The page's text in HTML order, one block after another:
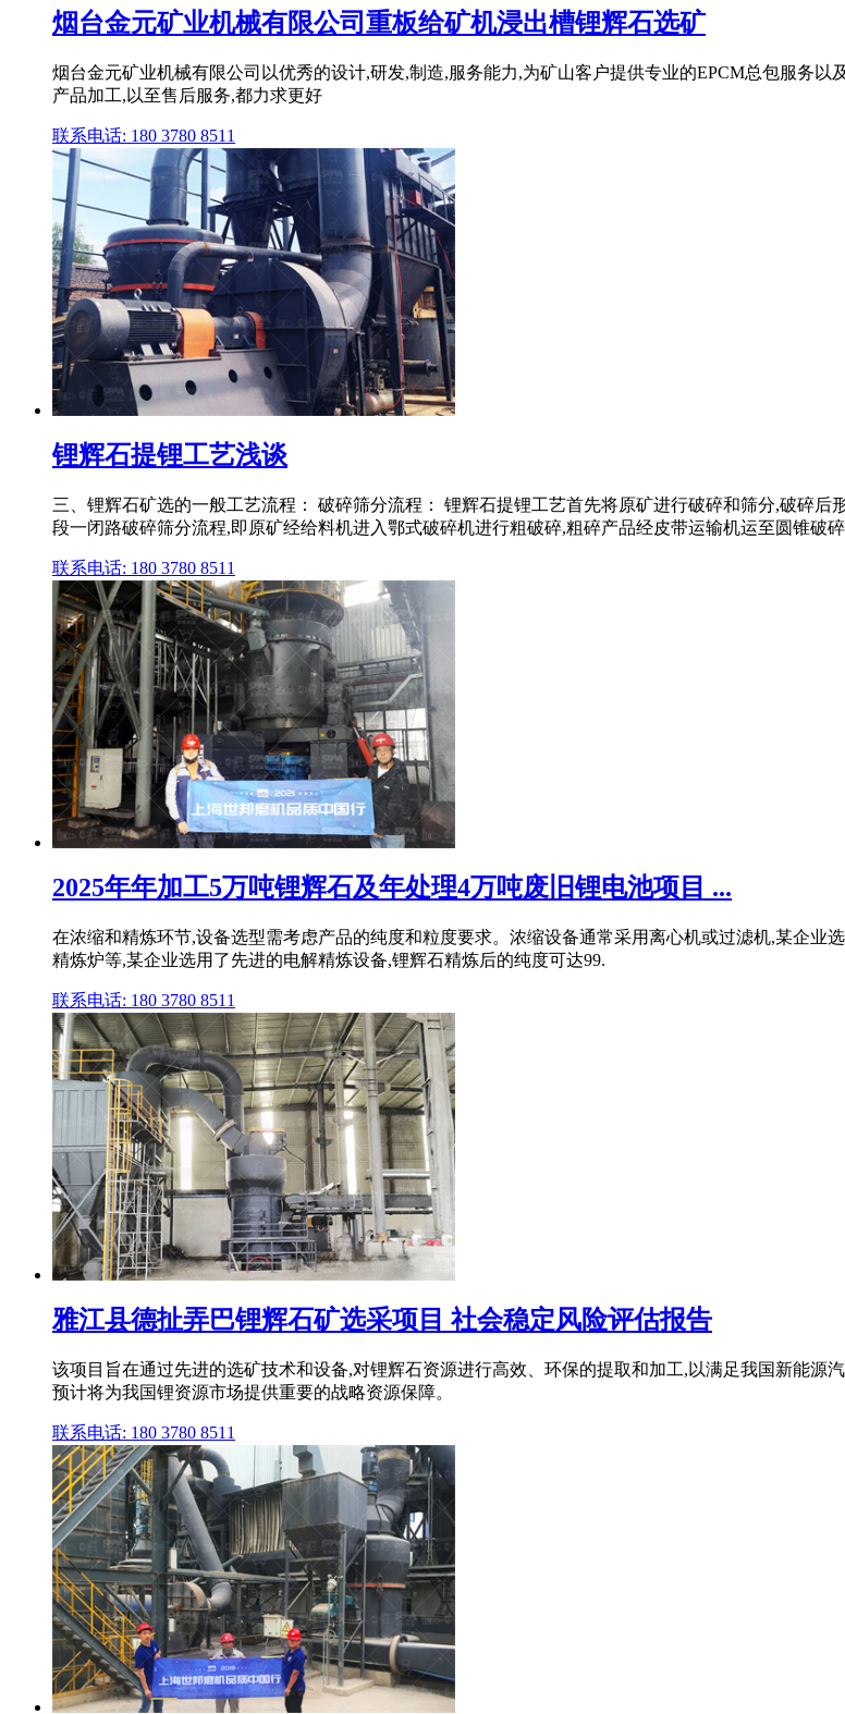
烟台金元矿业机械有限公司重板给矿机浸出槽锂辉石选矿
烟台金元矿业机械有限公司以优秀的设计,研发,制造,服务能力,为矿山客户提供专业的EPCM总包服务
产品加工,以至售后服务,都力求更好
联系电话: 180 3780 8511
锂辉石提锂工艺浅谈
三、锂辉石矿选的一般工艺流程： 破碎筛分流程： 锂辉石提锂工艺首先将原矿进行破碎和筛分,破碎
段一闭路破碎筛分流程,即原矿经给料机进入鄂式破碎机进行粗破碎,粗碎产品经皮带运输机运至圆锥破
联系电话: 180 3780 8511
2025年年加工5万吨锂辉石及年处理4万吨废旧锂电池项目 ...
在浓缩和精炼环节,设备选型需考虑产品的纯度和粒度要求。浓缩设备通常采用离心机或过滤机,某企业
精炼炉等,某企业选用了先进的电解精炼设备,锂辉石精炼后的纯度可达99.
联系电话: 180 3780 8511
雅江县德扯弄巴锂辉石矿选采项目 社会稳定风险评估报告
该项目旨在通过先进的选矿技术和设备,对锂辉石资源进行高效、环保的提取和加工,以满足我国新能源
预计将为我国锂资源市场提供重要的战略资源保障。
联系电话: 180 3780 8511